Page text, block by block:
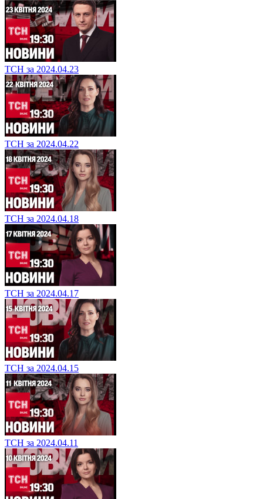
ТСН за 2024.04.23
ТСН за 2024.04.22
ТСН за 2024.04.18
ТСН за 2024.04.17
ТСН за 2024.04.15
ТСН за 2024.04.11